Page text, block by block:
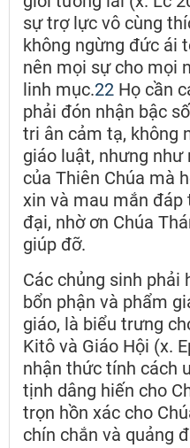
sự trợ lực vô cùng
không ngừng đức ái
nên mọi sự cho mọi
linh mục.22 Họ cần
phải đón nhận bậc
tri ân cảm tạ, không
giáo luật, nhưng như
của Thiên Chúa mà
xin và mau mắn đáp
đại, nhờ ơn Chúa
giúp đỡ.
Các chủng sinh phải
bổn phận và phẩm
giáo, là biểu trưng
Kitô và Giáo Hội (x.
nhận thức tính cách
tịnh dâng hiến cho
trọn hồn xác cho
chín chắn và quảng